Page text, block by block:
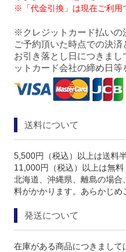
※「代金引換」は現在ご利用
※クレジットカード払いの
ご予約頂いた時点での決済
お引き落とし日につきま
ットカード会社の締め日等
送料について
5,500円（税込）以上は送料
11,000円（税込）以上は無料
北海道、沖縄県、離島の場
料がかかります。あらかじめ
発送について
在庫がある商品につきまして